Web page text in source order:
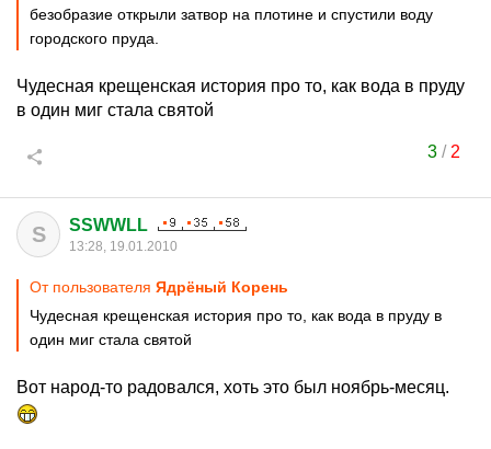
безобразие открыли затвор на плотине и спустили воду
городского пруда.
Чудесная крещенская история про то, как вода в пруду
в один миг стала святой
3/ 2
S SSWWLL
13:28, 19.01.2010
От пользователя Ядрёный Корень
Чудесная крещенская история про то, как вода в пруду в
один миг стала святой
Вот народ-то радовался, хоть это был ноябрь-месяц.